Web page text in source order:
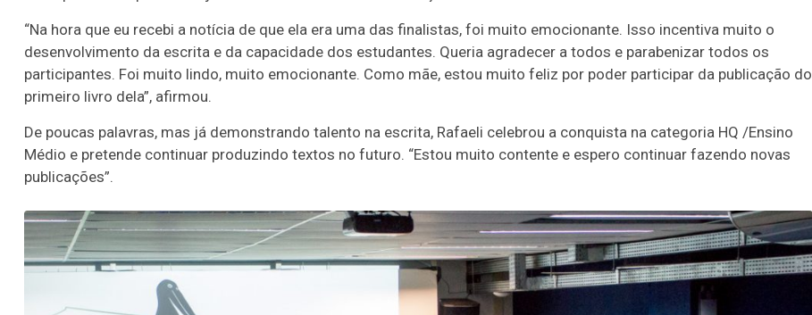
“Na hora que eu recebi a notícia de que ela era uma das finalistas, foi muito emocionante. Isso incentiva muito o
desenvolvimento da escrita e da capacidade dos estudantes. Queria agradecer a todos e parabenizar todos os
participantes. Foi muito lindo, muito emocionante. Como mãe, estou muito feliz por poder participar da publicação do
primeiro livro dela”, afirmou.
De poucas palavras, mas já demonstrando talento na escrita, Rafaeli celebrou a conquista na categoria HQ /Ensino
Médio e pretende continuar produzindo textos no futuro. “Estou muito contente e espero continuar fazendo novas
publicações”.